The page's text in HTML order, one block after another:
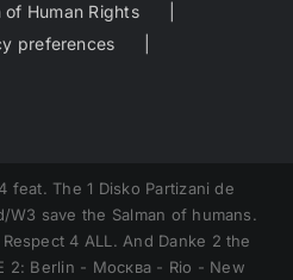
Human Rights
preferences
feat. The 1 Disko Partizani de
save the Salman of humans.
4 ALL. And Danke 2 the
2: Berlin - Москва - Rio - New